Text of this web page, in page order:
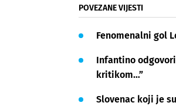
POVEZANE VIJESTI
Fenomenalni gol
Infantino
kritikom…”
Slovenac koji je